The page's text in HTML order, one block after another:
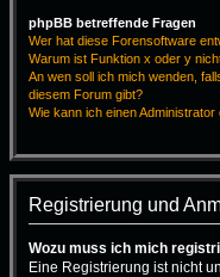
phpBB betreffende Fragen
Wer hat diese Forensoftware
Warum ist Funktion x oder y
An wen soll ich mich wenden,
diesem Forum gibt?
Wie kann ich einen
Registrierung und
Wozu muss ich mich
Eine Registrierung ist nicht